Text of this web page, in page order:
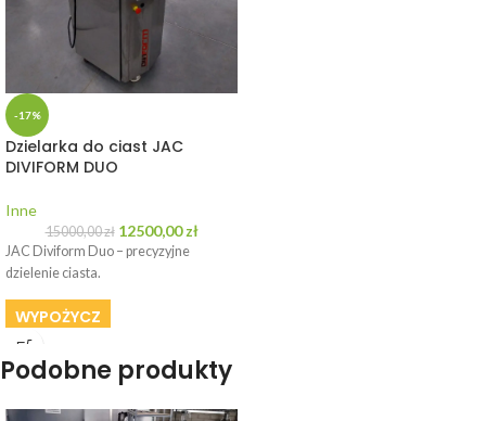
-17%
Dzielarka do ciast JAC
DIVIFORM DUO
Inne
15000,00zł 12500,00zł
JAC Diviform Duo – precyzyjne
dzielenie ciasta.
WYPOŻYCZ
Podobne produkty